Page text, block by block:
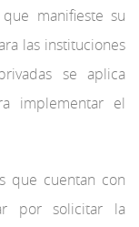
manifieste su
las instituciones
se aplica
implementar el
que cuentan con
por solicitar la